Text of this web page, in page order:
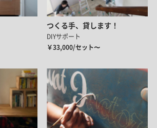
つくる手、貸します！
DIYサポート
￥33,000/セット〜